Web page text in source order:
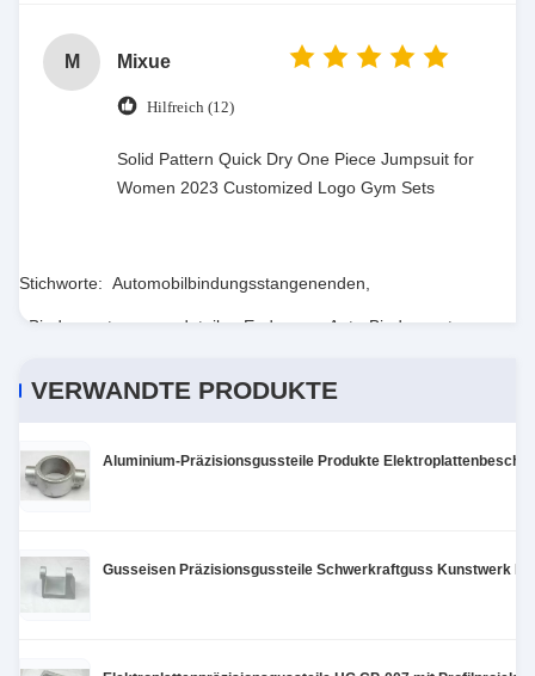
M Mixue
Hilfreich (12)
Solid Pattern Quick Dry One Piece Jumpsuit for
Women 2023 Customized Logo Gym Sets
Stichworte: Automobilbindungsstangenenden
Bindungsstangenendeteile, Enden von Auto-Bindungsstangen
VERWANDTE PRODUKTE
Aluminium-Präzisionsgussteile Produkte
Gusseisen Präzisionsgussteile Schwerkraftguss Kunstwerk